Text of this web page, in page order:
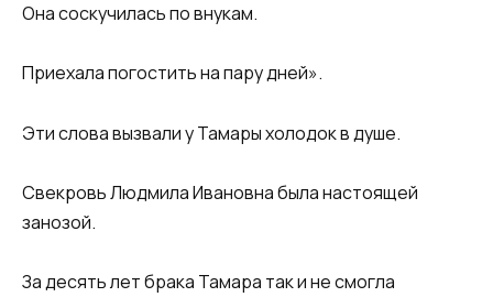
Она соскучилась по внукам.
Приехала погостить на пару дней».
Эти слова вызвали у Тамары холодок в душе.
Свекровь Людмила Ивановна была настоящей
занозой.
За десять лет брака Тамара так и не смогла